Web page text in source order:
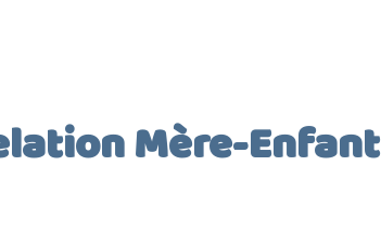
Mère-Enfant